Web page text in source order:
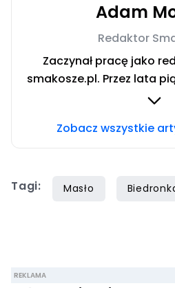
Adam
Redaktor
Zaczynał pracę jako
smakosze.pl. Przez lata
przez stanowiska
oraz papilot.pl. Przez
siedem lat, lecz
Zobacz wszystkie
Tagi: Masło